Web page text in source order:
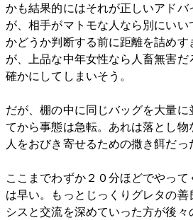
かも結果的にはそれが正しいアドバ
が、相手がマトモな人なら別にい
かどうか判断する前に距離を詰めす
が、上品な中年女性なら人畜無害
確かにしてしまいそう。
だが、棚の中に同じバッグを大量に
てから事態は急転。あれは落とし
人をおびき寄せるための撒き餌だっ
ここまでわずか２０分ほどでやっ
は早い。もっとじっくりグレタの
シスと交流を深めていった方が後